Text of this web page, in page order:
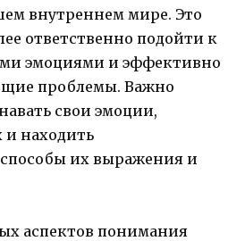
внутреннем мире. Это
ответственно подойти к
эмоциями и эффективно
проблемы. Важно
свои эмоции,
и находить
их выражения и
аспектов понимания